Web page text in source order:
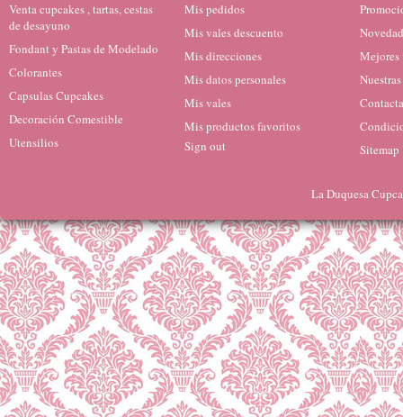
Venta cupcakes , tartas, cestas
de desayuno
Fondant y Pastas de Modelado
Colorantes
Capsulas Cupcakes
Decoración Comestible
Utensilios
Mis pedidos
Mis vales descuento
Mis direcciones
Mis datos personales
Mis vales
Mis productos favoritos
Sign out
Mejores
Sitemap
La Duquesa